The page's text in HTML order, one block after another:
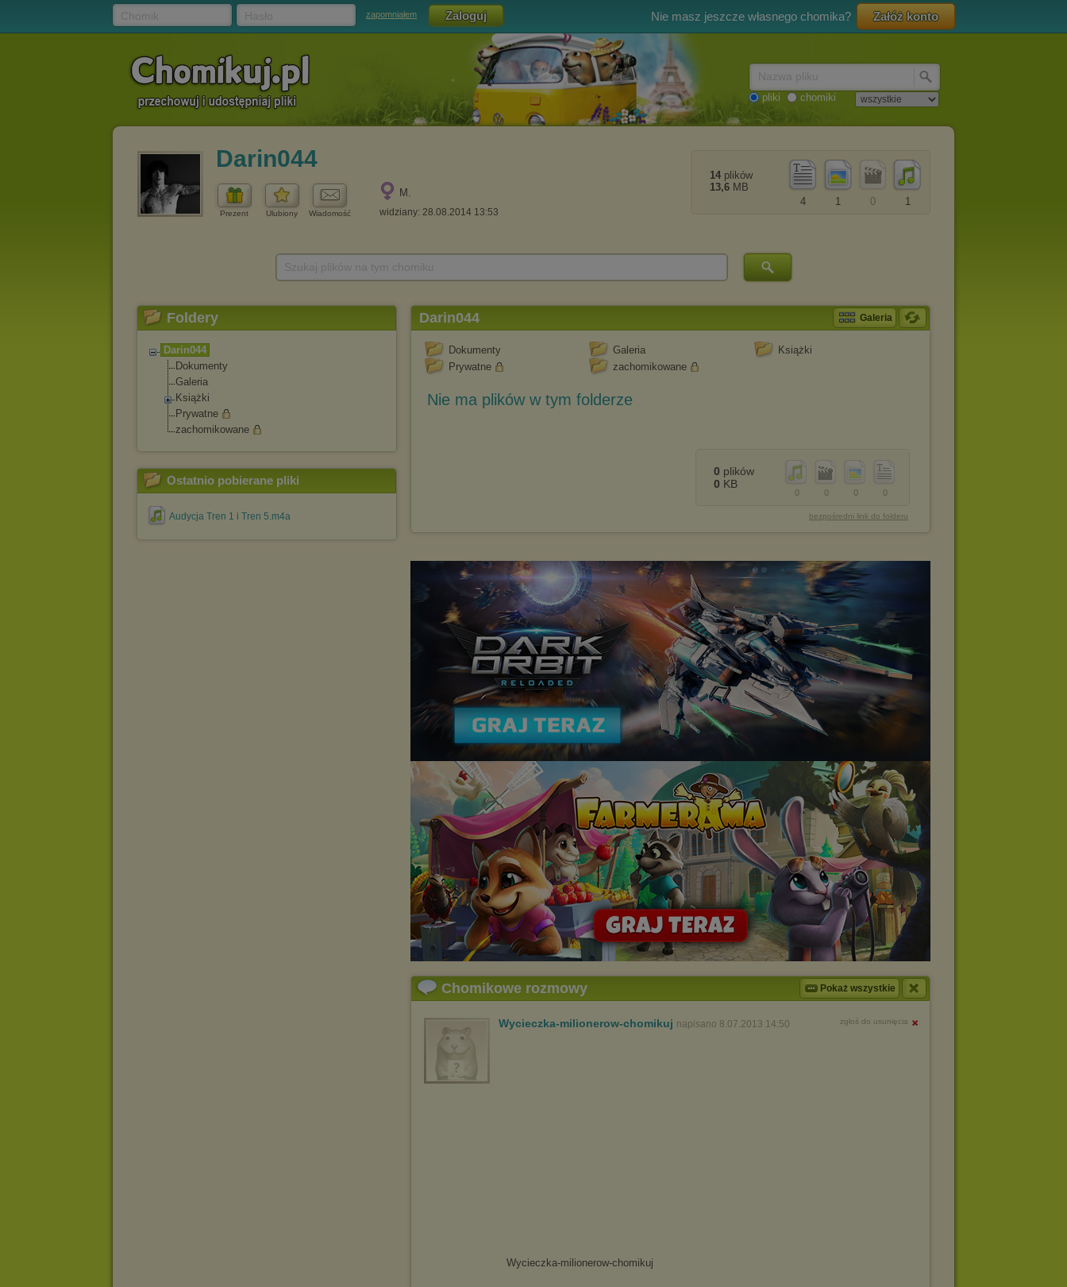
zapomniałem Nie masz jeszcze własnego chomika? Załóż konto
pliki chomiki
Darin044
Prezent Ulubiony Wiadomość
M.
widziany: 28.08.2014 13:53
1
0
1
4
14 plików
13,6 MB
Foldery
Darin044
Dokumenty
Galeria
Książki
Prywatne
zachomikowane
Ostatnio pobierane pliki
Audycja Tren 1 i Tren 5.m4a
Darin044 Galeria
Dokumenty Galeria
Książki
Prywatne
zachomikowane
Nie ma plików w tym folderze
0
0
0
0
0 plików
0 KB
bezpośredni link do folderu
Chomikowe rozmowy Pokaż wszystkie
Wycieczka-milionerow-chomikuj napisano 8.07.2013 14:50 zgłoś do usunięcia
Wycieczka-milionerow-chomikuj